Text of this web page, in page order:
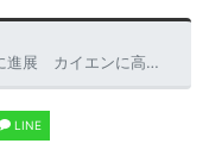
インハイブリッドモデルを新設定
LINE